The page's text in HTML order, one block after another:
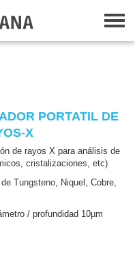
PORTATIL DE
X
de rayos X para análisis de
cristalizaciones, etc)
Tungsteno, Niquel, Cobre,
/ profundidad 10µm